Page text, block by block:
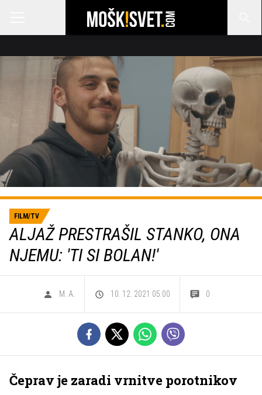
FILM/TV
ALJAŽ PRESTRAŠIL STANKO, ONA
NJEMU: 'TI SI BOLAN!'
M. A. 10. 12. 2021 05.00 0
Čeprav je zaradi vrnitve porotnikov